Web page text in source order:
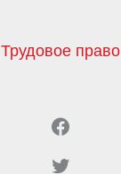
Трудовое право
Facebook
Twitter